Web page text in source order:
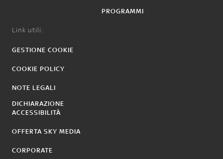
PROGRAMMI
Link utili:
GESTIONE COOKIE
COOKIE POLICY
NOTE LEGALI
DICHIARAZIONE
ACCESSIBILITÀ
OFFERTA SKY MEDIA
CORPORATE